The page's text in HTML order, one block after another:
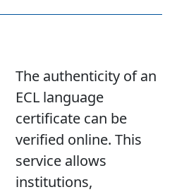
The authenticity of an
ECL language
certificate can be
verified online. This
service allows
institutions,